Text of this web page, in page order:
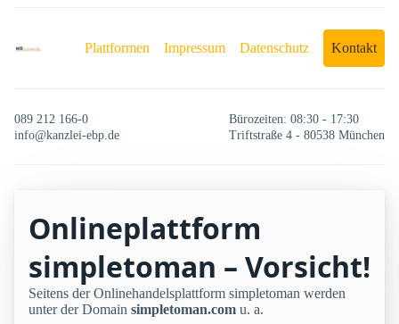
Plattformen Impressum Datenschutz Kontakt
089 212 166-0
info@kanzlei-ebp.de
Bürozeiten: 08:30 - 17:30
Triftstraße 4 - 80538 München
Onlineplattform
simpletoman – Vorsicht!
Seitens der Onlinehandelsplattform simpletoman werden
unter der Domain simpletoman.com u. a.